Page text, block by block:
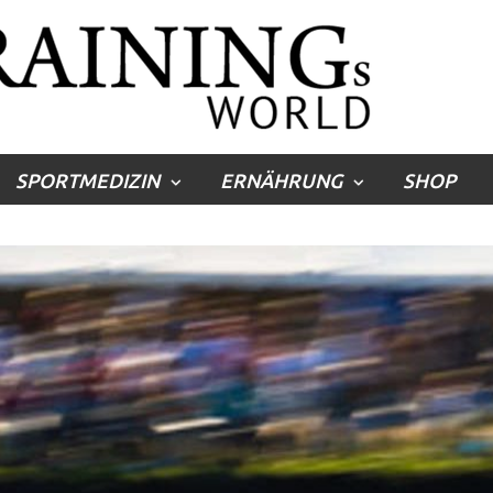
SPORTMEDIZIN ERNÄHRUNG SHOP